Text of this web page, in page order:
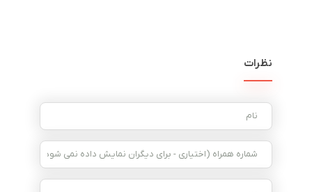
نظرات